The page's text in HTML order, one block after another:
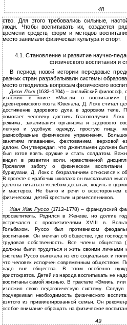
48
ство. Для этого требовались сильные,
люди. Чтобы воспитывать их, создается
времени средств, форм и методов
место занимали физическая культура и спорт.
4.1. Становление и развитие научно-
физического воспитания и
В период новой истории передовые
разных стран разрабатывали системы
место отводилось вопросам физического
Джон Локк (1632–1704) – английский философ,
изложил в книге «Мысли о воспитании»
древнеримского поэта Ювенала, Д. Локк считал
достижение здорового духа в здоровом теле.
помогает человеку достичь благополучия.
режима, закаливания организма и здорового
легкую и удобную одежду, простую пищу,
разнообразные физические упражнения.
занятиям плаванием, фехтованием, верховой
делом. Он утверждал, что джентльмен должен
был готов взять оружие и стать солдатом.
видел в развитии воли, нравственной
Проявляя заботу о физическом воспитании
буржуазии, Д. Локк с безразличием относился к
В проекте о «рабочих школах» он высказывал
должны питаться «хлебом досыта», ходить в
и мастеров. Не было и речи о всестороннем
физическом, детей крестьян и ремесленников.
Жан Жак Руссо (1712–1778) – французский
просветитель. Родился в Женеве, но долгие
встречался с просветителями XVIII в.
Гольбахом. Руссо был противником
воспитания. Он мечтал об обществе, где
трудовая собственность. Все члены общества
должны были трудиться и жить своими личными
система Руссо вытекала из его социальных и
что человек испорчен современным обществом.
надо вне общества. В этом особенно
аристократов. Детей из народа воспитывать не
воспитаны самой жизнью. В трактате «Эмиль,
изложил свою педагогическую систему.
подчеркивал необходимость физического
взятого из привилегированной семьи. Он
особое внимание обращать на физическое
49